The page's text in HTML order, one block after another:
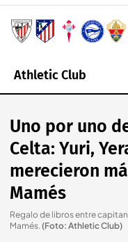
Athletic Club
Uno por uno
Celta: Yuri,
merecieron
Mamés
Regalo de libros entre
Mamés.(Foto: Athletic Club)